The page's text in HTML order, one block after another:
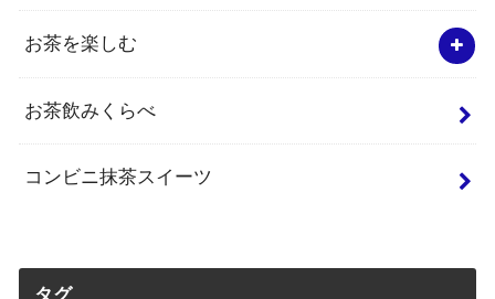
お茶を楽しむ
お茶飲みくらべ
コンビニ抹茶スイーツ